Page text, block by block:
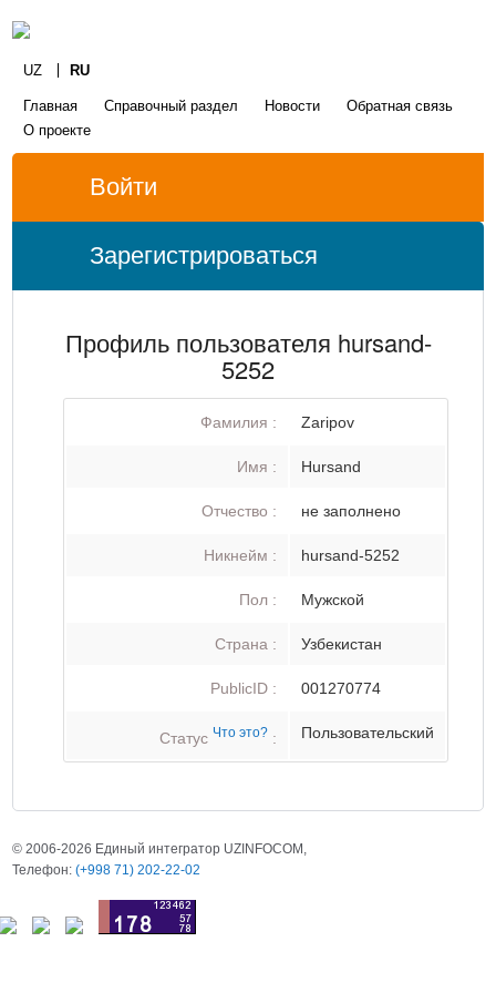
UZ RU
Главная Справочный раздел Новости
Обратная связь
О проекте
Войти
Зарегистрироваться
Профиль пользователя hursand-
5252
Фамилия : Zaripov
Имя : Hursand
Отчество : не заполнено
Никнейм : hursand-5252
Пол : Мужской
Страна : Узбекистан
PublicID : 001270774
Статус Что это? : Пользовательский
© 2006-2026 Единый интегратор UZINFOCOM,
Телефон:(+998 71) 202-22-02